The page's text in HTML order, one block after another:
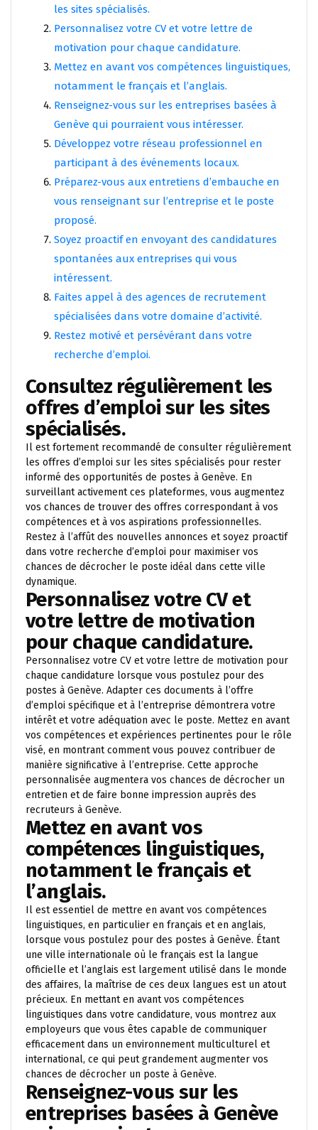
les sites spécialisés.
Personnalisez votre CV et votre lettre de
motivation pour chaque candidature.
Mettez en avant vos compétences linguistiques,
notamment le français et l’anglais.
Renseignez-vous sur les entreprises basées à
Genève qui pourraient vous intéresser.
Développez votre réseau professionnel en
participant à des événements locaux.
Préparez-vous aux entretiens d’embauche en
vous renseignant sur l’entreprise et le poste
proposé.
Soyez proactif en envoyant des candidatures
spontanées aux entreprises qui vous
intéressent.
Faites appel à des agences de recrutement
spécialisées dans votre domaine d’activité.
Restez motivé et persévérant dans votre
recherche d’emploi.
Consultez régulièrement les
offres d’emploi sur les sites
spécialisés.
Il est fortement recommandé de consulter régulièrement
les offres d’emploi sur les sites spécialisés pour rester
informé des opportunités de postes à Genève. En
surveillant activement ces plateformes, vous augmentez
vos chances de trouver des offres correspondant à vos
compétences et à vos aspirations professionnelles.
Restez à l’affût des nouvelles annonces et soyez proactif
dans votre recherche d’emploi pour maximiser vos
chances de décrocher le poste idéal dans cette ville
dynamique.
Personnalisez votre CV et
votre lettre de motivation
pour chaque candidature.
Personnalisez votre CV et votre lettre de motivation pour
chaque candidature lorsque vous postulez pour des
postes à Genève. Adapter ces documents à l’offre
d’emploi spécifique et à l’entreprise démontrera votre
intérêt et votre adéquation avec le poste. Mettez en avant
vos compétences et expériences pertinentes pour le rôle
visé, en montrant comment vous pouvez contribuer de
manière significative à l’entreprise. Cette approche
personnalisée augmentera vos chances de décrocher un
entretien et de faire bonne impression auprès des
recruteurs à Genève.
Mettez en avant vos
compétences linguistiques,
notamment le français et
l’anglais.
Il est essentiel de mettre en avant vos compétences
linguistiques, en particulier en français et en anglais,
lorsque vous postulez pour des postes à Genève. Étant
une ville internationale où le français est la langue
officielle et l’anglais est largement utilisé dans le monde
des affaires, la maîtrise de ces deux langues est un atout
précieux. En mettant en avant vos compétences
linguistiques dans votre candidature, vous montrez aux
employeurs que vous êtes capable de communiquer
efficacement dans un environnement multiculturel et
international, ce qui peut grandement augmenter vos
chances de décrocher un poste à Genève.
Renseignez-vous sur les
entreprises basées à Genève